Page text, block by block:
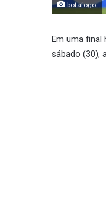
botafogo
Em uma final
sábado (30),